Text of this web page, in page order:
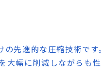
先進的な圧縮技術です。
大幅に削減しながらも性